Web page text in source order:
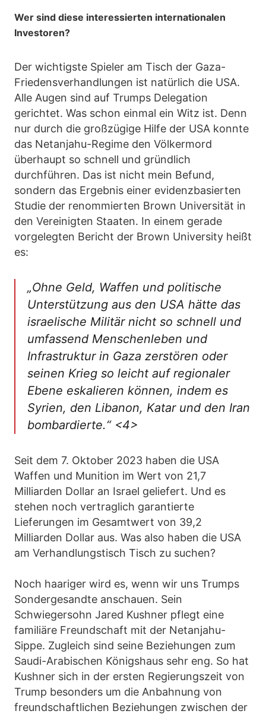
Wer sind diese interessierten internationalen
Investoren?
Der wichtigste Spieler am Tisch der Gaza-
Friedensverhandlungen ist natürlich die USA.
Alle Augen sind auf Trumps Delegation
gerichtet. Was schon einmal ein Witz ist. Denn
nur durch die großzügige Hilfe der USA konnte
das Netanjahu-Regime den Völkermord
überhaupt so schnell und gründlich
durchführen. Das ist nicht mein Befund,
sondern das Ergebnis einer evidenzbasierten
Studie der renommierten Brown Universität in
den Vereinigten Staaten. In einem gerade
vorgelegten Bericht der Brown University heißt
es:
„Ohne Geld, Waffen und politische
Unterstützung aus den USA hätte das
israelische Militär nicht so schnell und
umfassend Menschenleben und
Infrastruktur in Gaza zerstören oder
seinen Krieg so leicht auf regionaler
Ebene eskalieren können, indem es
Syrien, den Libanon, Katar und den Iran
bombardierte.“ <4>
Seit dem 7. Oktober 2023 haben die USA
Waffen und Munition im Wert von 21,7
Milliarden Dollar an Israel geliefert. Und es
stehen noch vertraglich garantierte
Lieferungen im Gesamtwert von 39,2
Milliarden Dollar aus. Was also haben die USA
am Verhandlungstisch Tisch zu suchen?
Noch haariger wird es, wenn wir uns Trumps
Sondergesandte anschauen. Sein
Schwiegersohn Jared Kushner pflegt eine
familiäre Freundschaft mit der Netanjahu-
Sippe. Zugleich sind seine Beziehungen zum
Saudi-Arabischen Königshaus sehr eng. So hat
Kushner sich in der ersten Regierungszeit von
Trump besonders um die Anbahnung von
freundschaftlichen Beziehungen zwischen der